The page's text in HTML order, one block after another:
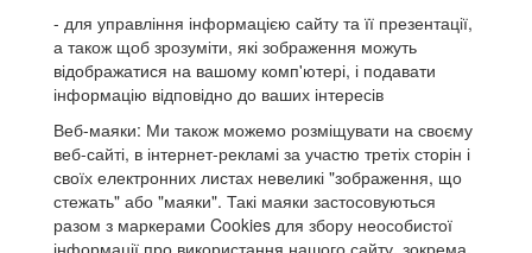
- для управління інформацією сайту та її презентації,
а також щоб зрозуміти, які зображення можуть
відображатися на вашому комп'ютері, і подавати
інформацію відповідно до ваших інтересів
Веб-маяки: Ми також можемо розміщувати на своєму
веб-сайті, в інтернет-рекламі за участю третіх сторін і
своїх електронних листах невеликі "зображення, що
стежать" або "маяки". Такі маяки застосовуються
разом з маркерами Cookies для збору неособистої
інформації про використання нашого сайту, зокрема,